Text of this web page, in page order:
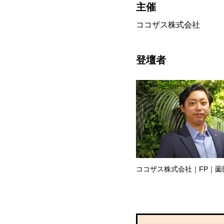
主催
ココザス株式会社
登壇者
ココザス株式会社｜FP｜薗